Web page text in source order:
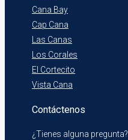
Cana Bay
Cap Cana
Las Canas
Los Corales
El Cortecito
Vista Cana
Contáctenos
¿Tienes alguna pregunta?